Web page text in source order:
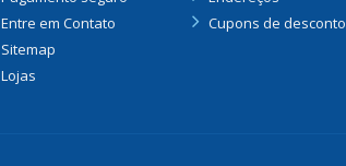
Entre em Contato
Sitemap
Lojas
Cupons de desconto